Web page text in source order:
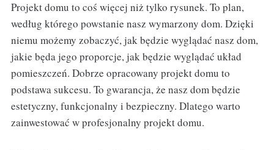
Projekt domu to coś więcej niż tylko rysunek. To plan,
według którego powstanie nasz wymarzony dom. Dzięki
niemu możemy zobaczyć, jak będzie wyglądać nasz dom,
jakie będa jego proporcje, jak będzie wyglądać układ
pomieszczeń. Dobrze opracowany projekt domu to
podstawa sukcesu. To gwarancja, że nasz dom będzie
estetyczny, funkcjonalny i bezpieczny. Dlatego warto
zainwestować w profesjonalny projekt domu.